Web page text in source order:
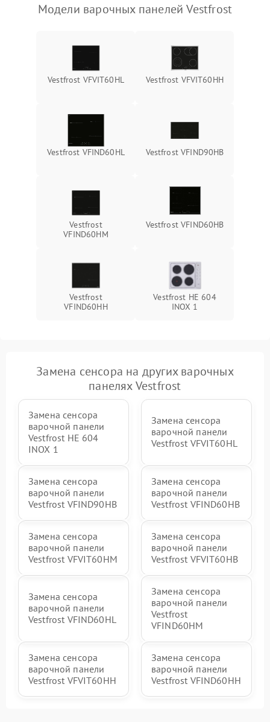
Модели варочных панелей Vestfrost
Vestfrost VFVIT60HL Vestfrost VFVIT60HH
Vestfrost VFIND60HL Vestfrost VFIND90HB
Vestfrost
VFIND60HM
Vestfrost VFIND60HB
Vestfrost
VFIND60HH
Vestfrost HE 604
INOX 1
Замена сенсора на других варочных
панелях Vestfrost
Замена сенсора
варочной панели
Vestfrost HE 604
INOX 1
Замена сенсора
варочной панели
Vestfrost VFVIT60HL
Замена сенсора
варочной панели
Vestfrost VFIND90HB
Замена сенсора
варочной панели
Vestfrost VFIND60HB
Замена сенсора
варочной панели
Vestfrost VFVIT60HM
Замена сенсора
варочной панели
Vestfrost VFVIT60HB
Замена сенсора
варочной панели
Vestfrost VFIND60HL
Замена сенсора
варочной панели
Vestfrost
VFIND60HM
Замена сенсора
варочной панели
Vestfrost VFVIT60HH
Замена сенсора
варочной панели
Vestfrost VFIND60HH